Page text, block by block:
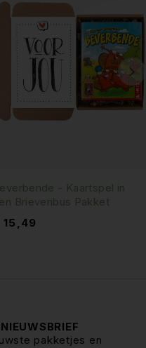
- Kaartspel in
Brievenbus Pakket
15,49
pakketjes en